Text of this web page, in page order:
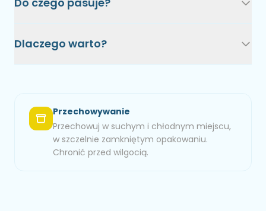
Dlaczego warto?
Przechowywanie
Przechowuj w suchym i chłodnym miejscu,
w szczelnie zamkniętym opakowaniu.
Chronić przed wilgocią.